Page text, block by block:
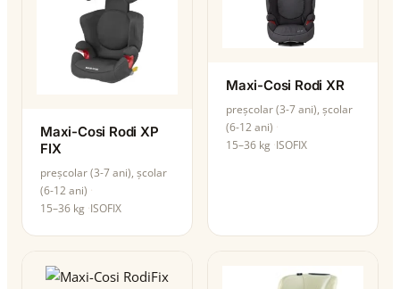
Maxi-Cosi Rodi XP
FIX
preșcolar (3-7 ani), școlar
(6-12 ani)
15–36 kg ISOFIX
Maxi-Cosi Rodi XR
preșcolar (3-7 ani), școlar
(6-12 ani)
15–36 kg ISOFIX